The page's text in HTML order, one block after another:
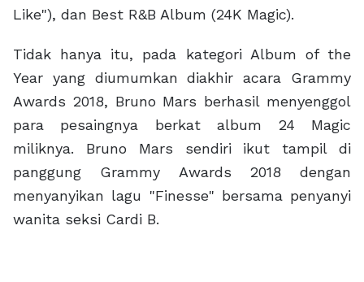
Like"), dan Best R&B Album (24K Magic).
Tidak hanya itu, pada kategori Album of the
Year yang diumumkan diakhir acara Grammy
Awards 2018, Bruno Mars berhasil menyenggol
para pesaingnya berkat album 24 Magic
miliknya. Bruno Mars sendiri ikut tampil di
panggung Grammy Awards 2018 dengan
menyanyikan lagu "Finesse" bersama penyanyi
wanita seksi Cardi B.